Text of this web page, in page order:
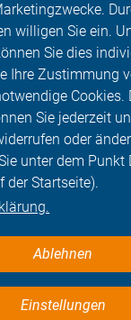
willigen Sie ein.
Sie dies
Ihre Zustimmung
Cookies.
Sie jederzeit
oder
unter dem Punkt
der Startseite).
Ablehnen
Einstellungen